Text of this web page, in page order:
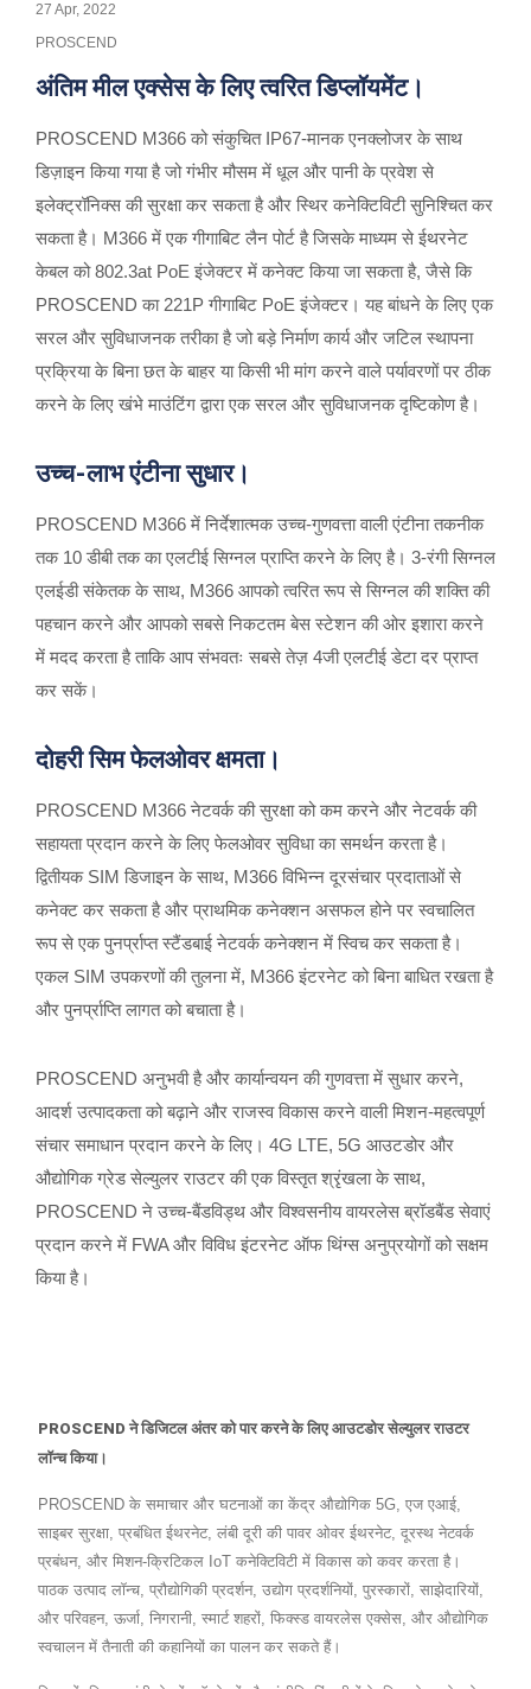
27 Apr, 2022
PROSCEND
अंतिम मील एक्सेस के लिए त्वरित डिप्लॉयमेंट।
PROSCEND M366 को संकुचित IP67-मानक एनक्लोजर के साथ
डिज़ाइन किया गया है जो गंभीर मौसम में धूल और पानी के प्रवेश से
इलेक्ट्रॉनिक्स की सुरक्षा कर सकता है और स्थिर कनेक्टिविटी सुनिश्चित कर
सकता है। M366 में एक गीगाबिट लैन पोर्ट है जिसके माध्यम से ईथरनेट
केबल को 802.3at PoE इंजेक्टर में कनेक्ट किया जा सकता है, जैसे कि
PROSCEND का 221P गीगाबिट PoE इंजेक्टर। यह बांधने के लिए एक
सरल और सुविधाजनक तरीका है जो बड़े निर्माण कार्य और जटिल स्थापना
प्रक्रिया के बिना छत के बाहर या किसी भी मांग करने वाले पर्यावरणों पर ठीक
करने के लिए खंभे माउंटिंग द्वारा एक सरल और सुविधाजनक दृष्टिकोण है।
उच्च-लाभ एंटीना सुधार।
PROSCEND M366 में निर्देशात्मक उच्च-गुणवत्ता वाली एंटीना तकनीक
तक 10 डीबी तक का एलटीई सिग्नल प्राप्ति करने के लिए है। 3-रंगी सिग्नल
एलईडी संकेतक के साथ, M366 आपको त्वरित रूप से सिग्नल की शक्ति की
पहचान करने और आपको सबसे निकटतम बेस स्टेशन की ओर इशारा करने
में मदद करता है ताकि आप संभवतः सबसे तेज़ 4जी एलटीई डेटा दर प्राप्त
कर सकें।
दोहरी सिम फेलओवर क्षमता।
PROSCEND M366 नेटवर्क की सुरक्षा को कम करने और नेटवर्क की
सहायता प्रदान करने के लिए फेलओवर सुविधा का समर्थन करता है।
द्वितीयक SIM डिजाइन के साथ, M366 विभिन्न दूरसंचार प्रदाताओं से
कनेक्ट कर सकता है और प्राथमिक कनेक्शन असफल होने पर स्वचालित
रूप से एक पुनर्प्राप्त स्टैंडबाई नेटवर्क कनेक्शन में स्विच कर सकता है।
एकल SIM उपकरणों की तुलना में, M366 इंटरनेट को बिना बाधित रखता है
और पुनर्प्राप्ति लागत को बचाता है।
PROSCEND अनुभवी है और कार्यान्वयन की गुणवत्ता में सुधार करने,
आदर्श उत्पादकता को बढ़ाने और राजस्व विकास करने वाली मिशन-महत्वपूर्ण
संचार समाधान प्रदान करने के लिए। 4G LTE, 5G आउटडोर और
औद्योगिक ग्रेड सेल्युलर राउटर की एक विस्तृत श्रृंखला के साथ,
PROSCEND ने उच्च-बैंडविड्थ और विश्वसनीय वायरलेस ब्रॉडबैंड सेवाएं
प्रदान करने में FWA और विविध इंटरनेट ऑफ थिंग्स अनुप्रयोगों को सक्षम
किया है।
PROSCEND ने डिजिटल अंतर को पार करने के लिए आउटडोर सेल्युलर राउटर
लॉन्च किया।
PROSCEND के समाचार और घटनाओं का केंद्र औद्योगिक 5G, एज एआई,
साइबर सुरक्षा, प्रबंधित ईथरनेट, लंबी दूरी की पावर ओवर ईथरनेट, दूरस्थ नेटवर्क
प्रबंधन, और मिशन-क्रिटिकल IoT कनेक्टिविटी में विकास को कवर करता है।
पाठक उत्पाद लॉन्च, प्रौद्योगिकी प्रदर्शन, उद्योग प्रदर्शनियों, पुरस्कारों, साझेदारियों,
और परिवहन, ऊर्जा, निगरानी, स्मार्ट शहरों, फिक्स्ड वायरलेस एक्सेस, और औद्योगिक
स्वचालन में तैनाती की कहानियों का पालन कर सकते हैं।